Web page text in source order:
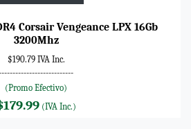
Corsair Vengeance LPX 16Gb
3200Mhz
$190.79 IVA Inc.
(Promo Efectivo)
(IVA Inc.)